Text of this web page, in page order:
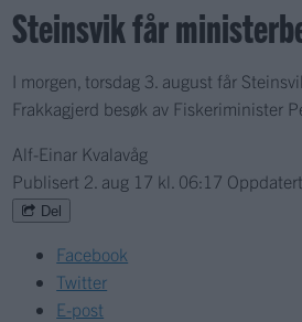
Steinsvik får
I morgen, torsdag 3. august får
Frakkagjerd besøk av Fiskeriminister
Alf-Einar Kvalavåg
Publisert 2. aug 17 kl. 06:17 Oppdatert
Del
Facebook
Twitter
E-post